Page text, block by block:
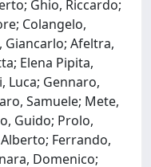
Ghio, Riccardo;
Colangelo,
Giancarlo; Afeltra,
Elena Pipita,
Luca; Gennaro,
Samuele; Mete,
Guido; Prolo,
Ferrando,
Domenico;